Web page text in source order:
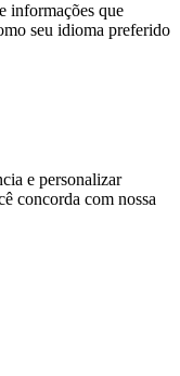
informações que
seu idioma preferido
e personalizar
concorda com nossa